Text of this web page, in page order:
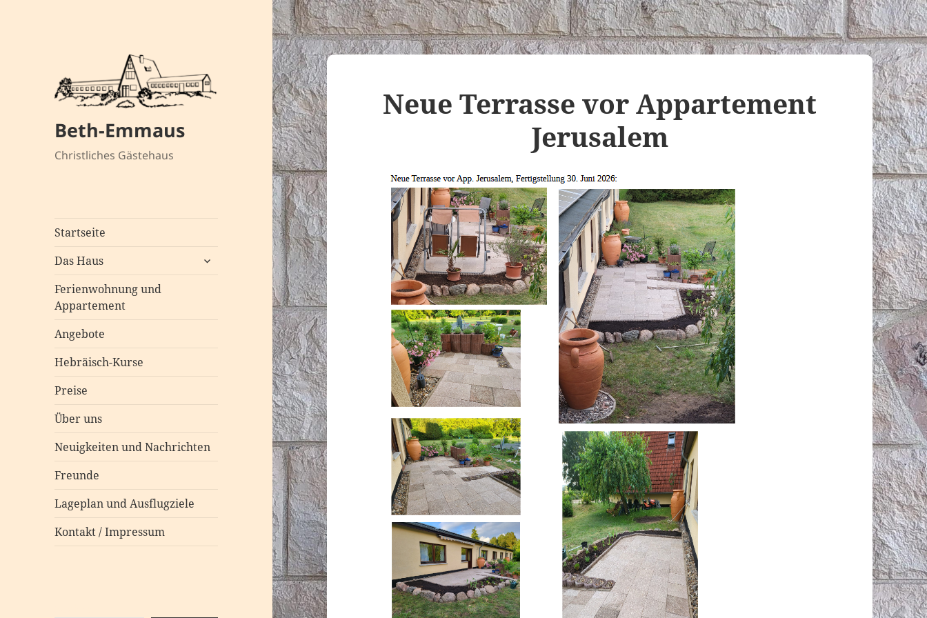
Beth-Emmaus
Christliches Gästehaus
Startseite
Das Haus
untermenü
Ferienwohnung und
Appartement
Angebote
Hebräisch-Kurse
Preise
Über uns
Neuigkeiten und Nachrichten
Freunde
Lageplan und Ausflugziele
Kontakt / Impressum
Neue Terrasse vor Appartement
Jerusalem